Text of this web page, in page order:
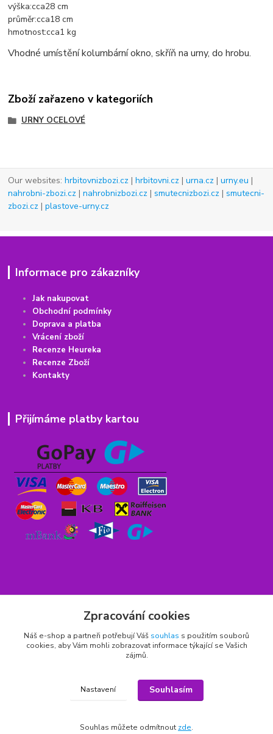
výška:cca28 cm
průměr:cca18 cm
hmotnost:cca1 kg
Vhodné umístění kolumbární okno, skříň na urny, do hrobu.
Zboží zařazeno v kategoriích
URNY OCELOVÉ
Our websites:hrbitovnizbozi.cz |hrbitovni.cz |urna.cz |urny.eu |
nahrobni-zbozi.cz |nahrobnizbozi.cz |smutecnizbozi.cz |smutecni-
zbozi.cz |plastove-urny.cz
Informace pro zákazníky
Jak nakupovat
Obchodní podmínky
Doprava a platba
Vrácení zboží
Recenze Heureka
Recenze Zboží
Kontakty
Přijímáme platby kartou
776 75 93 75
Po - Pá 9,00 - 15,00 hod.
Zpracování cookies
Náš e-shop a partneři potřebují Váš souhlas s použitím souborů
cookies, aby Vám mohli zobrazovat informace týkající se Vašich
zájmů.
Nastavení Souhlasím
Souhlas můžete odmítnout zde.